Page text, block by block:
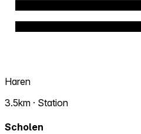
Haren
3.5km · Station
Scholen